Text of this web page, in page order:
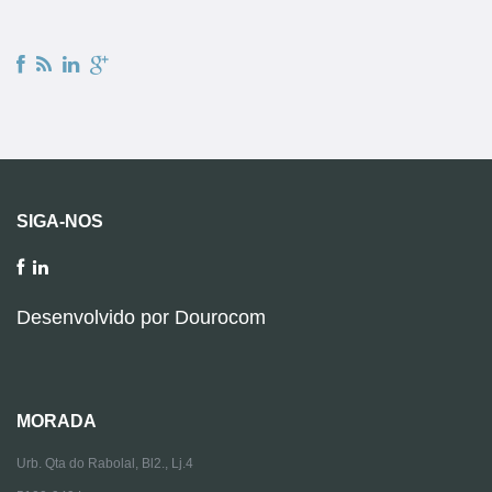
SIGA-NOS
Desenvolvido por Dourocom
MORADA
Urb. Qta do Rabolal, Bl2., Lj.4